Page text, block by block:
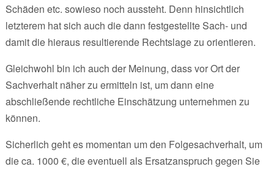
Schäden etc. sowieso noch aussteht. Denn hinsichtlich
letzterem hat sich auch die dann festgestellte Sach- und
damit die hieraus resultierende Rechtslage zu orientieren.
Gleichwohl bin ich auch der Meinung, dass vor Ort der
Sachverhalt näher zu ermitteln ist, um dann eine
abschließende rechtliche Einschätzung unternehmen zu
können.
Sicherlich geht es momentan um den Folgesachverhalt, um
die ca. 1000 €, die eventuell als Ersatzanspruch gegen Sie